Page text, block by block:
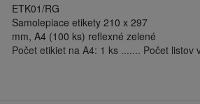
ETK01/RG
Samolepiace etikety 210 x 297
mm, A4 (100 ks) reflexné zelené
Počet etikiet na A4: 1 ks ....... Počet listov